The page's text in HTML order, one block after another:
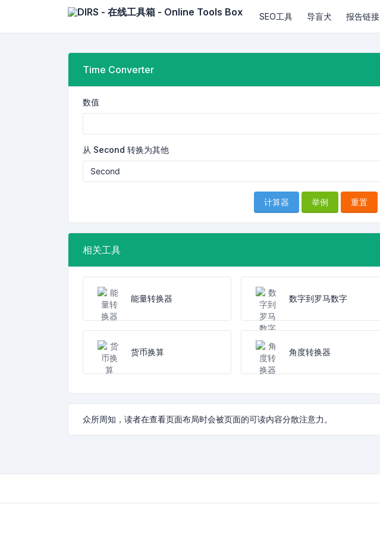
SEO工具 导盲犬 报告链接
Time Converter
数值
从 Second 转换为其他
计算器 举例 重置
相关工具
能量转换器 数字到罗马数字
货币换算 角度转换器
众所周知，读者在查看页面布局时会被页面的可读内容分散注意力。